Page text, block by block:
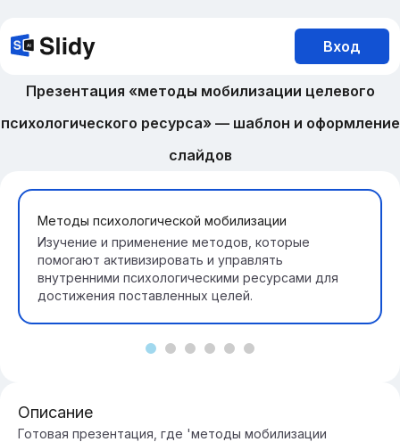
Вход
Презентация «методы мобилизации целевого
психологического ресурса» — шаблон и оформление
слайдов
Методы психологической мобилизации
Изучение и применение методов, которые
помогают активизировать и управлять
внутренними психологическими ресурсами для
достижения поставленных целей.
Описание
Готовая презентация, где 'методы мобилизации